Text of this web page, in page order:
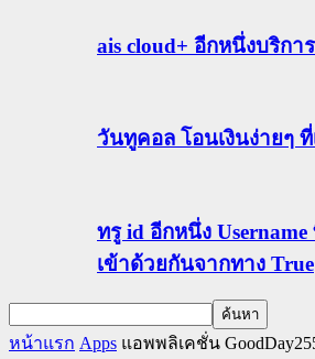
ais cloud+ อีกหนึ่งบริกา
วันทูคอล โอนเงินง่ายๆ
ทรู id อีกหนึ่ง
เข้าด้วยกันจากทาง True
หน้าแรก Apps แอพพลิเคชั่น